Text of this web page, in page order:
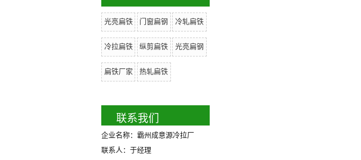
光亮扁铁 门窗扁钢 冷轧扁铁
冷拉扁铁 纵剪扁铁 光亮扁钢
扁铁厂家 热轧扁铁
联系我们
企业名称：霸州成意源冷拉厂
联系人：于经理